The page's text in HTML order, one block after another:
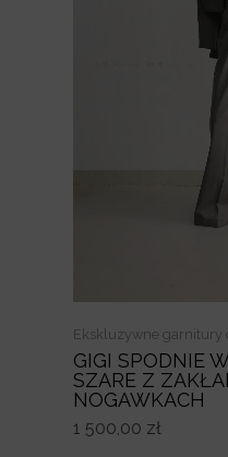
Ekskluzywne garnitury
GIGI SPODNIE
SZARE Z
NOGAWKACH
1 500,00 zł